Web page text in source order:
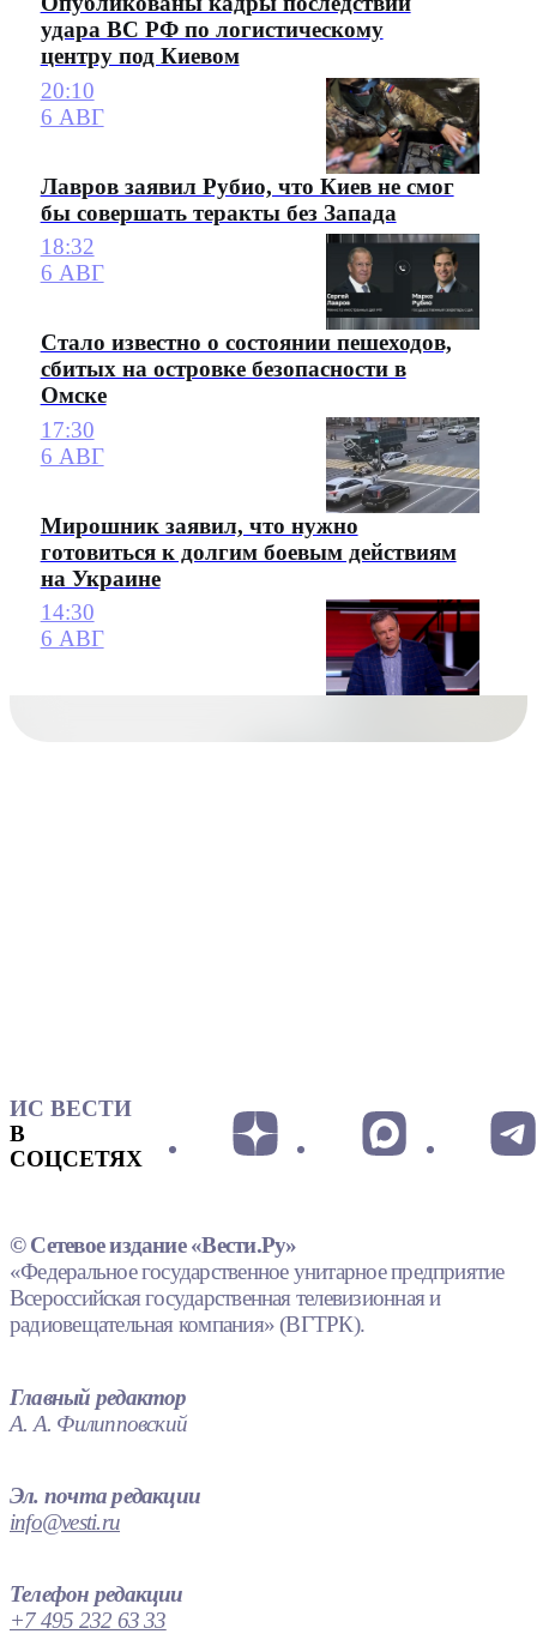
удара ВС РФ по логистическому
центру под Киевом
20:10
6 АВГ
Лавров заявил Рубио, что Киев не смог
бы совершать теракты без Запада
18:32
6 АВГ
Стало известно о состоянии пешеходов,
сбитых на островке безопасности в
Омске
17:30
6 АВГ
Мирошник заявил, что нужно
готовиться к долгим боевым действиям
на Украине
14:30
6 АВГ
ИС ВЕСТИ
В
СОЦСЕТЯХ
© Сетевое издание «Вести.Ру»
«Федеральное государственное унитарное предприятие
Всероссийская государственная телевизионная и
радиовещательная компания» (ВГТРК).
Главный редактор
А. А. Филипповский
Эл. почта редакции
info@vesti.ru
Телефон редакции
+7 495 232 63 33